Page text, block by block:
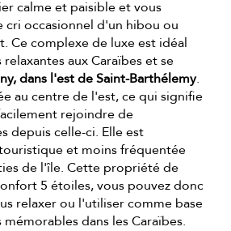
calme et paisible et vous
cri occasionnel d'un hibou ou
Ce complexe de luxe est idéal
aux Caraïbes et se
dans l'est de Saint-Barthélemy.
au centre de l'est, ce qui signifie
rejoindre de
depuis celle-ci. Elle est
et moins fréquentée
de l'île. Cette propriété de
5 étoiles, vous pouvez donc
relaxer ou l'utiliser comme base
dans les Caraïbes.